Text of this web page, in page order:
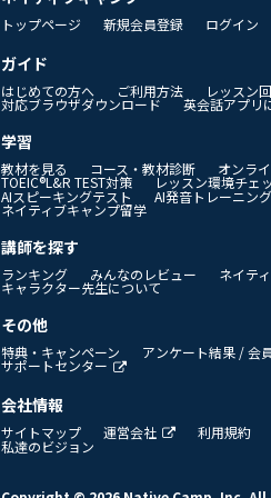
トップページ 新規会員登録 ログイン
ガイド
はじめての方へ ご利用方法 レッスン
対応ブラウザダウンロード 英会話アプリ
学習
教材を見る コース・教材診断 オンラ
TOEIC®L&R TEST対策 レッスン環境チェ
AIスピーキングテスト
AI発音トレーニング
ネイティブキャンプ留学
講師を探す
ランキング みんなのレビュー ネイテ
キャラクター先生について
その他
特典・キャンペーン アンケート結果 / 会
サポートセンター
会社情報
サイトマップ 運営会社 利用規約
私達のビジョン